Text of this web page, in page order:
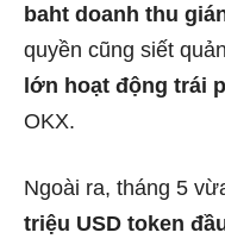
baht doanh thu
quyền cũng siết
lớn hoạt động trái
OKX.
Ngoài ra, tháng 5
triệu USD token